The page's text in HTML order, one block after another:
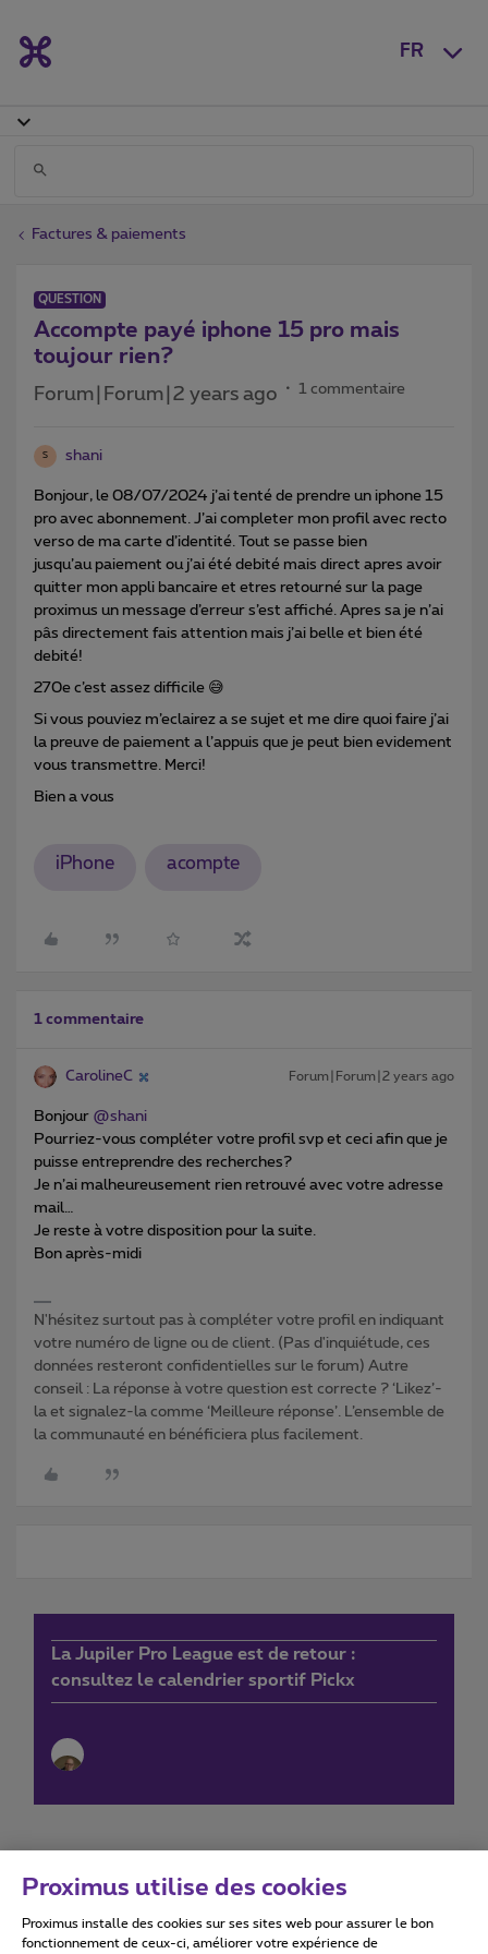
FR
Factures & paiements
QUESTION
Accompte payé iphone 15 pro mais
toujour rien?
Forum|Forum|2 years ago 1 commentaire
S shani
Bonjour, le 08/07/2024 j’ai tenté de prendre un iphone 15
pro avec abonnement. J’ai completer mon profil avec recto
verso de ma carte d’identité. Tout se passe bien
jusqu’au paiement ou j’ai été debité mais direct apres avoir
quitter mon appli bancaire et etres retourné sur la page
proximus un message d’erreur s’est affiché. Apres sa je n’ai
pâs directement fais attention mais j’ai belle et bien été
debité!
270e c’est assez difficile 😅
Si vous pouviez m’eclairez a se sujet et me dire quoi faire j’ai
la preuve de paiement a l’appuis que je peut bien evidement
vous transmettre. Merci!
Bien a vous
iPhone acompte
1 commentaire
CarolineC Forum|Forum|2 years ago
Bonjour @shani
Pourriez-vous compléter votre profil svp et ceci afin que je
puisse entreprendre des recherches?
Je n’ai malheureusement rien retrouvé avec votre adresse
mail…
Je reste à votre disposition pour la suite.
Bon après-midi
N'hésitez surtout pas à compléter votre profil en indiquant
votre numéro de ligne ou de client. (Pas d'inquiétude, ces
données resteront confidentielles sur le forum) Autre
conseil : La réponse à votre question est correcte ? ‘Likez’-
la et signalez-la comme ‘Meilleure réponse’. L’ensemble de
la communauté en bénéficiera plus facilement.
La Jupiler Pro League est de retour :
consultez le calendrier sportif Pickx
Conditions d'utilisation Accessibility statement
Proximus utilise des cookies
Proximus installe des cookies sur ses sites web pour assurer le bon
fonctionnement de ceux-ci, améliorer votre expérience de